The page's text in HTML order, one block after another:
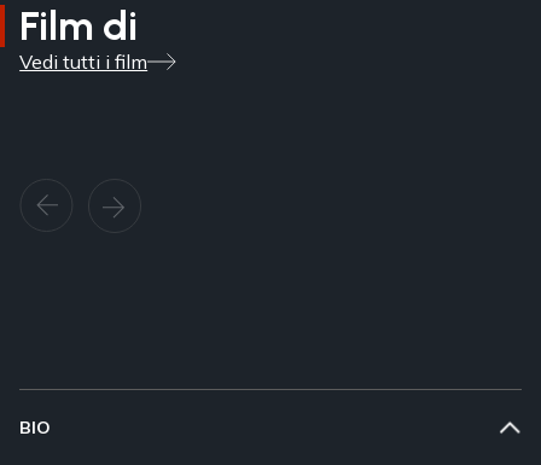
Film di
Vedi tutti i film
BIO